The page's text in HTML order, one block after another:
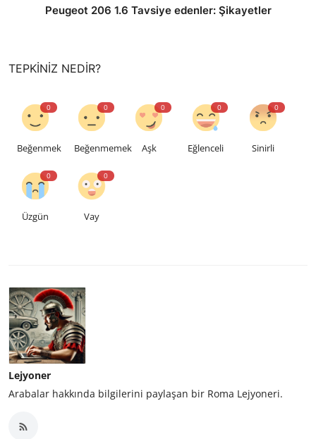
Peugeot 206 1.6 Tavsiye edenler: Şikayetler
TEPKINIZ NEDIR?
0
Beğenmek
0
Beğenmemek
0
Aşk
0
Eğlenceli
0
Sinirli
0
Üzgün
0
Vay
Lejyoner
Arabalar hakkında bilgilerini paylaşan bir Roma Lejyoneri.